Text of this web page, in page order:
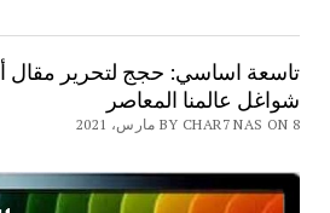
تاسعة اساسي: حجج لتحرير
شواغل عالمنا المعاصر
BY CHAR7 NAS ON 8 مارس، 2021